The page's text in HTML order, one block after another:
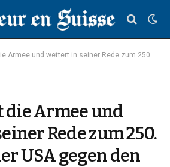
in seiner Rede zum 250. Jahrestag der USA gegen den Kommunismus | Donald Trump-Nachrichten
Armee und
Rede zum 250.
USA gegen den